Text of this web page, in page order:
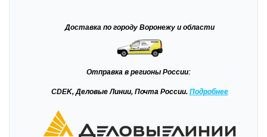
Доставка по городу Воронежу и области
Отправка в регионы России:
CDEK, Деловые Линии, Почта России. Подробнее